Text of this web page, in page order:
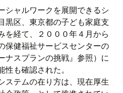
シャルワークを展開できるシ
黒区、東京都の子ども家庭支
を経て、２０００年４月から
保健福祉サービスセンターの
ナスプランの挑戦』参照）に
も確認された。
ステムの在り方は、現在厚生